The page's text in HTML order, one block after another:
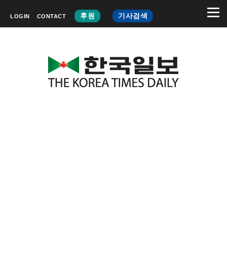
LOGIN CONTACT 후원 기사검색